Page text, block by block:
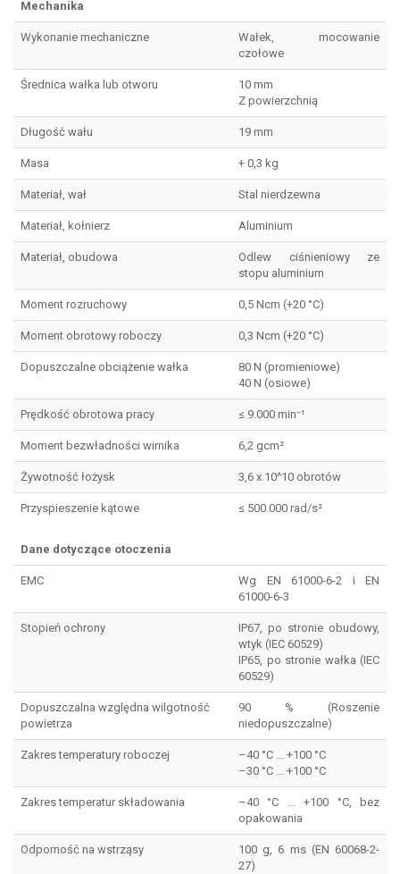
Mechanika
Wykonanie mechaniczne
Wałek, mocowanie
czołowe
Średnica wałka lub otworu
10 mm
Z powierzchnią
Długość wału 19 mm
Masa + 0,3 kg
Materiał, wał Stal nierdzewna
Materiał, kołnierz Aluminium
Materiał, obudowa
Odlew ciśnieniowy ze
stopu aluminium
Moment rozruchowy 0,5 Ncm (+20 °C)
Moment obrotowy roboczy 0,3 Ncm (+20 °C)
Dopuszczalne obciążenie wałka
80 N (promieniowe)
40 N (osiowe)
Prędkość obrotowa pracy ≤ 9.000 min⁻¹
Moment bezwładności wirnika 6,2 gcm²
Żywotność łożysk 3,6 x 10^10 obrotów
Przyspieszenie kątowe ≤ 500.000 rad/s²
Dane dotyczące otoczenia
EMC
Wg EN 61000-6-2 i EN
61000-6-3
Stopień ochrony
IP67, po stronie obudowy,
wtyk (IEC 60529)
IP65, po stronie wałka (IEC
60529)
Dopuszczalna względna wilgotność
powietrza
90 % (Roszenie
niedopuszczalne)
Zakres temperatury roboczej
–40 °C ... +100 °C
–30 °C ... +100 °C
Zakres temperatur składowania
–40 °C ... +100 °C, bez
opakowania
Odporność na wstrząsy
100 g, 6 ms (EN 60068-2-
27)